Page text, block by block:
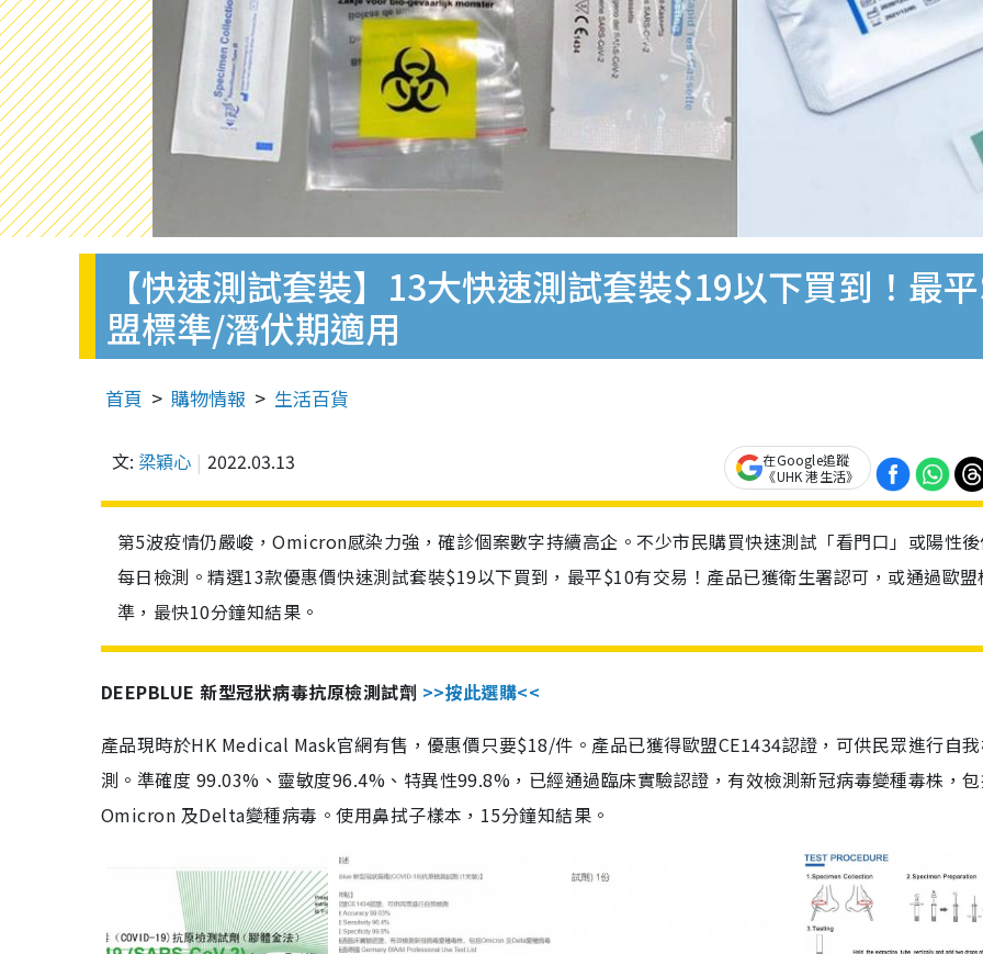
【快速測試套裝】13大快速測試套裝$19以下買到！最
盟標準/潛伏期適用
首頁 購物情報 生活百貨
文: 梁穎心 2022.03.13
在Google追蹤
《UHK 港生活》
第5波疫情仍嚴峻，Omicron感染力強，確診個案數字持續高企。不少市民購買快速測試「看門口」或陽性
每日檢測。精選13款優惠價快速測試套裝$19以下買到，最平$10有交易！產品已獲衛生署認可，或通過歐盟
準，最快10分鐘知結果。
DEEPBLUE 新型冠狀病毒抗原檢測試劑 >>按此選購<<
產品現時於HK Medical Mask官網有售，優惠價只要$18/件。產品已獲得歐盟CE1434認證，可供民眾進行自
測。準確度 99.03%、靈敏度96.4%、特異性99.8%，已經通過臨床實驗認證，有效檢測新冠病毒變種毒株，
Omicron 及Delta變種病毒。使用鼻拭子樣本，15分鐘知結果。